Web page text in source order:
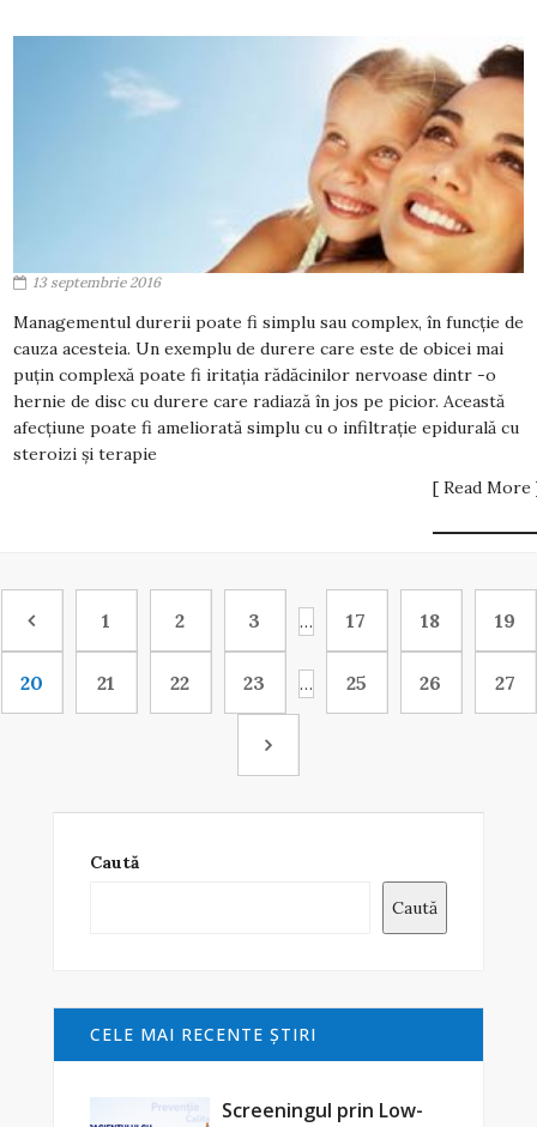
13 septembrie 2016
Managementul durerii poate fi simplu sau complex, în funcție de
cauza acesteia. Un exemplu de durere care este de obicei mai
puțin complexă poate fi iritația rădăcinilor nervoase dintr -o
hernie de disc cu durere care radiază în jos pe picior. Această
afecțiune poate fi ameliorată simplu cu o infiltrație epidurală cu
steroizi și terapie
[ Read More
1 2 3 … 17 18 19
20 21 22 23 … 25 26 27
Caută
Caută
CELE MAI RECENTE ŞTIRI
Screeningul prin Low-